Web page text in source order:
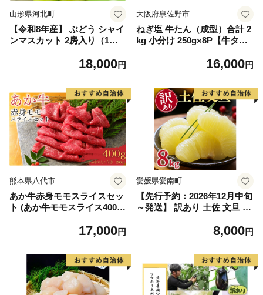
山形県河北町
【令和8年産】 ぶどう シャイ
ンマスカット 2房入り（1房6
産【山形eLab】 ka074-023-r
18,000円
大阪府泉佐野市
ねぎ塩 牛たん（成型）合計 2
kg 小分け 250g×8P【牛タン
16,000円
熊本県八代市
あか牛赤身モモスライスセッ
ト (あか牛モモスライス400
17,000円
愛媛県愛南町
【先行予約：2026年12月中旬
～発送】 訳あり 土佐 文旦 8k
ス) 8000円 わけあり ぶんたん
農家直送 期間限定 特産品 サ
イズミックス くらもとファー
ム 愛南町 愛媛県
8,000円